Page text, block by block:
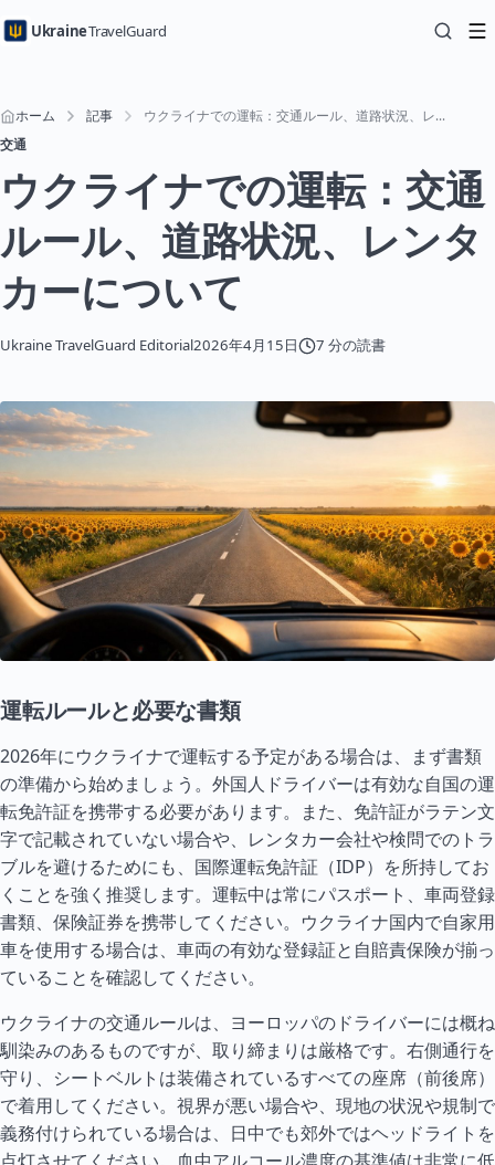
UkraineTravelGuard
ホーム 記事
ウクライナでの運転：交通ルール、道路状況、レンタカーについて
交通
ウクライナでの運転：交通
ルール、道路状況、レンタ
カーについて
Ukraine TravelGuard Editorial2026年4月15日 7 分の読書
運転ルールと必要な書類
2026年にウクライナで運転する予定がある場合は、まず書類
の準備から始めましょう。外国人ドライバーは有効な自国の運
転免許証を携帯する必要があります。また、免許証がラテン文
字で記載されていない場合や、レンタカー会社や検問でのトラ
ブルを避けるためにも、国際運転免許証（IDP）を所持してお
くことを強く推奨します。運転中は常にパスポート、車両登録
書類、保険証券を携帯してください。ウクライナ国内で自家用
車を使用する場合は、車両の有効な登録証と自賠責保険が揃っ
ていることを確認してください。
ウクライナの交通ルールは、ヨーロッパのドライバーには概ね
馴染みのあるものですが、取り締まりは厳格です。右側通行を
守り、シートベルトは装備されているすべての座席（前後席）
で着用してください。視界が悪い場合や、現地の状況や規制で
義務付けられている場合は、日中でも郊外ではヘッドライトを